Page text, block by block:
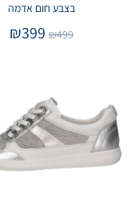
בצבע חום אדמה
₪499
₪399